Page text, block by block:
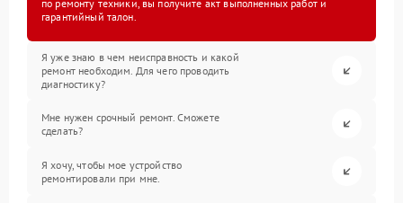
по ремонту техники, вы получите акт выполненных работ и
гарантийный талон.
Я уже знаю в чем неисправность и какой
ремонт необходим. Для чего проводить
диагностику?
Мне нужен срочный ремонт. Сможете
сделать?
Я хочу, чтобы мое устройство
ремонтировали при мне.